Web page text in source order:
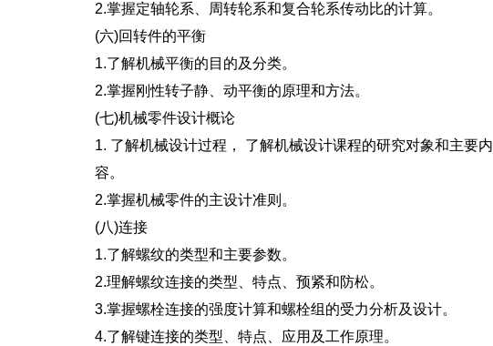
2.掌握定轴轮系、周转轮系和复合轮系传动比的计算。
(六)回转件的平衡
1.了解机械平衡的目的及分类。
2.掌握刚性转子静、动平衡的原理和方法。
(七)机械零件设计概论
1. 了解机械设计过程， 了解机械设计课程的研究对象和主要内
容。
2.掌握机械零件的主设计准则。
(八)连接
1.了解螺纹的类型和主要参数。
2.理解螺纹连接的类型、特点、预紧和防松。
3.掌握螺栓连接的强度计算和螺栓组的受力分析及设计。
4.了解键连接的类型、特点、应用及工作原理。